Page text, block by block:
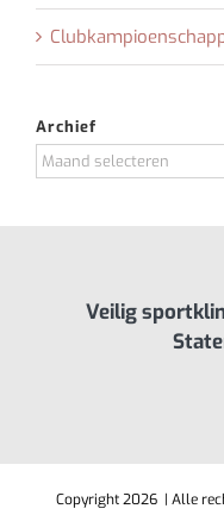
Archief
Archief
Veilig
Copyright2026 | Alle